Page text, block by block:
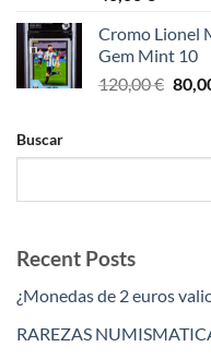
Cromo Lionel
Gem Mint 10
120,00€ El
Buscar
Recent Posts
¿Monedas de 2 euros
RAREZAS